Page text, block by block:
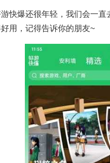
快爆还很年轻，我们会一
用，记得告诉你的朋友~